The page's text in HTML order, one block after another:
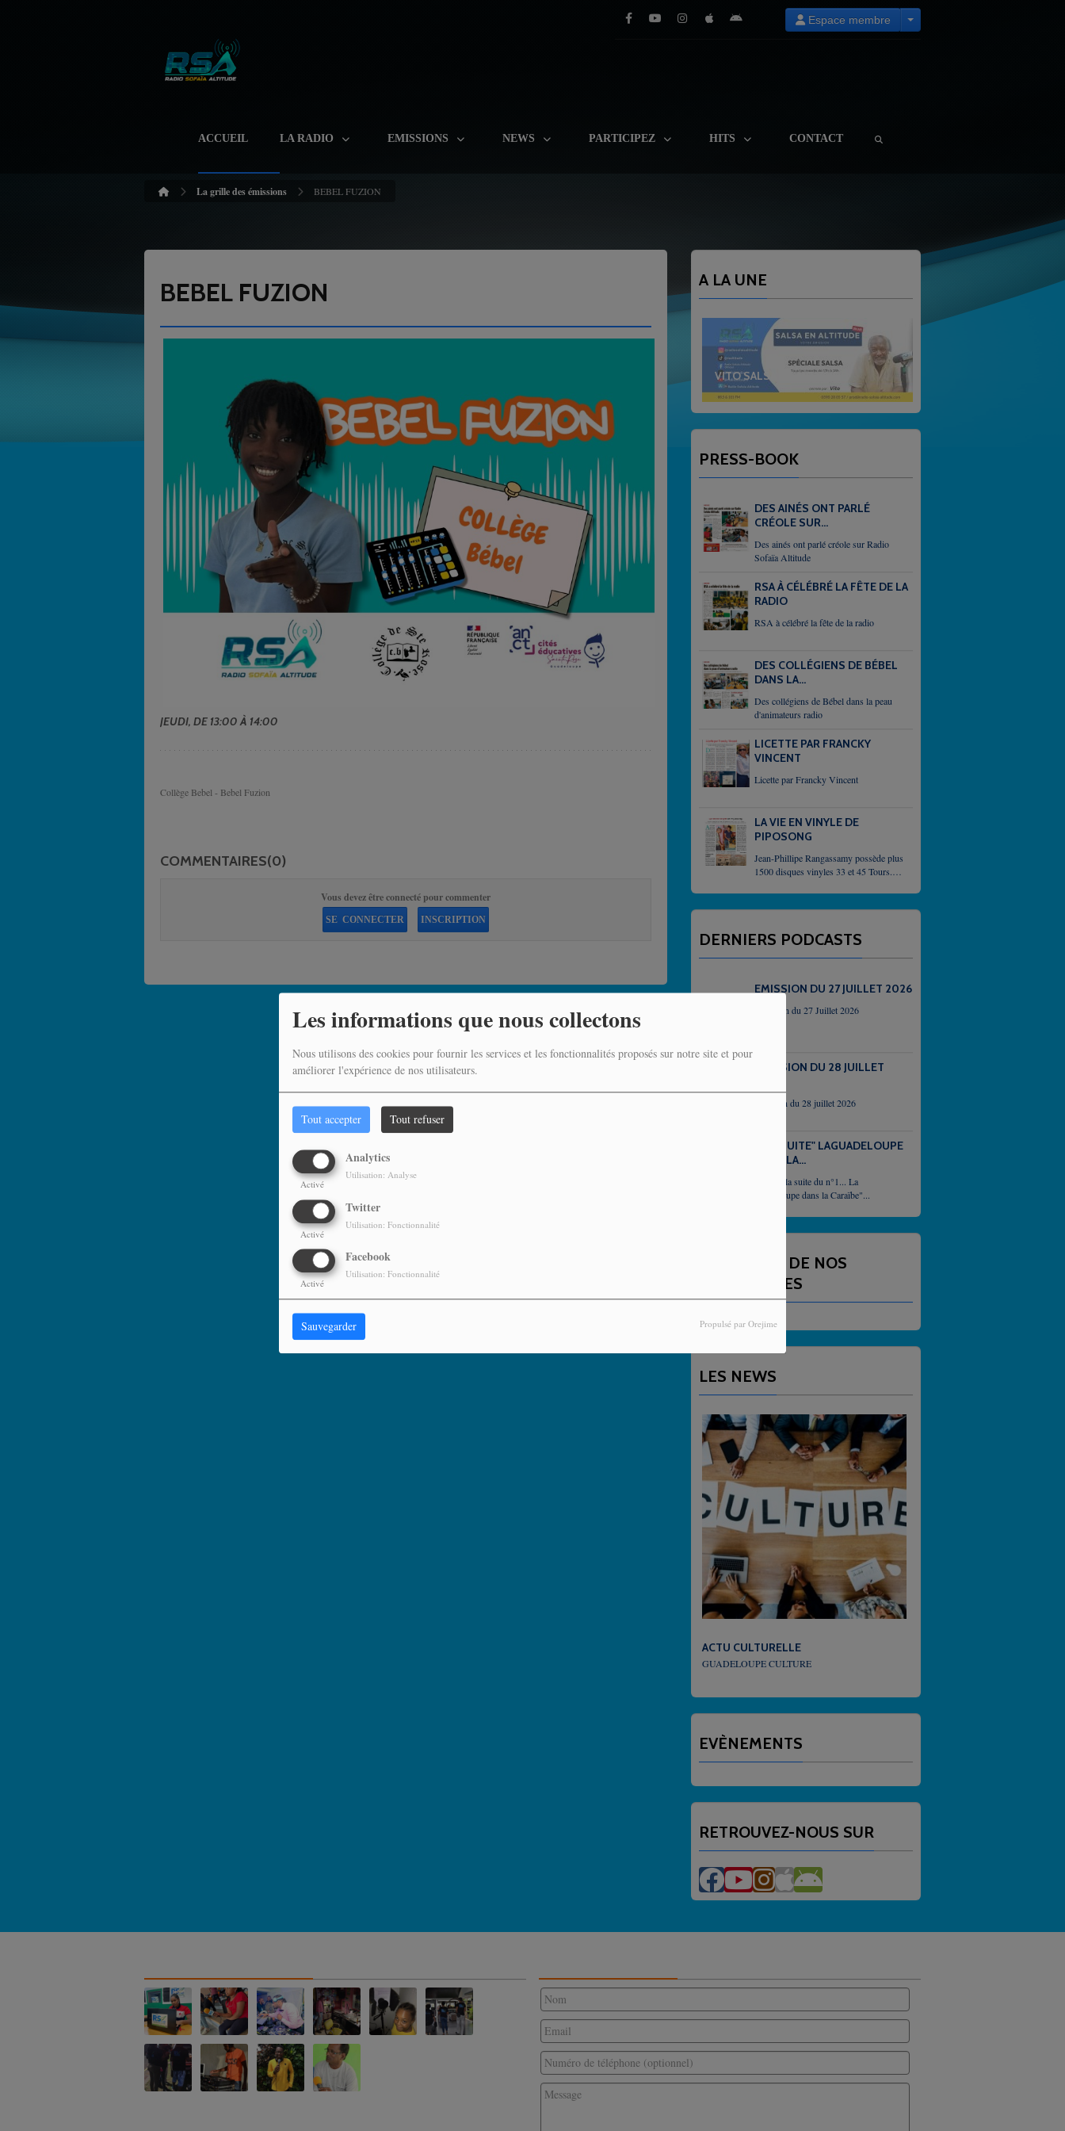
Les informations que nous collectons
Nous utilisons des cookies pour fournir les services et les fonctionnalités proposés sur notre site et pour
améliorer l'expérience de nos utilisateurs.
Tout accepter Tout refuser
Analytics
Activé
Utilisation: Analyse
Twitter
Activé
Utilisation: Fonctionnalité
Facebook
Activé
Utilisation: Fonctionnalité
Sauvegarder Propulsé par Orejime
Espace membre
ACCUEIL LA RADIO EMISSIONS NEWS PARTICIPEZ HITS CONTACT
La grille des émissions BEBEL FUZION
BEBEL FUZION
JEUDI, DE 13:00 À 14:00
Collège Bebel - Bebel Fuzion
COMMENTAIRES(0)
Vous devez être connecté pour commenter
SE CONNECTER INSCRIPTION
A LA UNE
VITO SALSA EN ALTITUDE GOSPEL
PRESS-BOOK
DES AINÉS ONT PARLÉ
CRÉOLE SUR...
Des ainés ont parlé créole sur Radio
Sofaïa Altitude
RSA À CÉLÉBRÉ LA FÊTE DE LA
RADIO
RSA à célébré la fête de la radio
DES COLLÉGIENS DE BÉBEL
DANS LA...
Des collégiens de Bébel dans la peau
d'animateurs radio
LICETTE PAR FRANCKY
VINCENT
Licette par Francky Vincent
LA VIE EN VINYLE DE
PIPOSONG
Jean-Phillipe Rangassamy possède plus
1500 disques vinyles 33 et 45 Tours. Il
grace, parfois, à des...
DERNIERS PODCASTS
EMISSION DU 27 JUILLET 2026
Emission du 27 Juillet 2026
EMISSION DU 28 JUILLET
emission du 28 juillet 2026
N°2 "SUITE" LAGUADELOUPE
DANS LA...
Et voici la suite du n°1... La
Guadeloupe dans la Caraïbe"...
ANNONCES DE NOS
PARTENAIRES
LES NEWS
ACTU CULTURELLE
GUADELOUPE CULTURE
EVÈNEMENTS
RETROUVEZ-NOUS SUR